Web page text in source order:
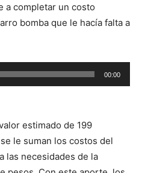
a completar un costo
bomba que le hacía falta a
00:00
estimado de 199
le suman los costos del
las necesidades de la